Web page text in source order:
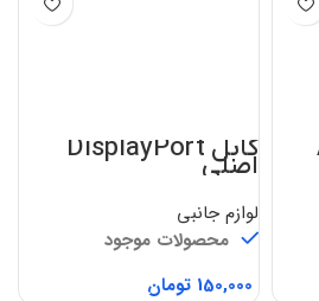
کابل DisplayPort
اصلی
لوازم جانبی
محصولات موجود
تومان